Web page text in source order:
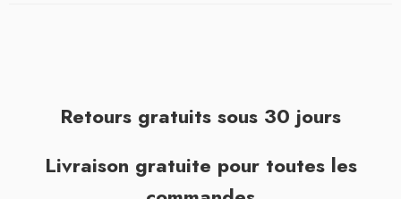
Retours gratuits sous 30 jours
Livraison gratuite pour toutes les